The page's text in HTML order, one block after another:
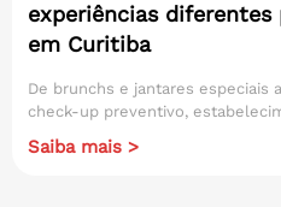
experiências
em Curitiba
De brunchs e jantares especiais
check-up preventivo,
Saiba mais >